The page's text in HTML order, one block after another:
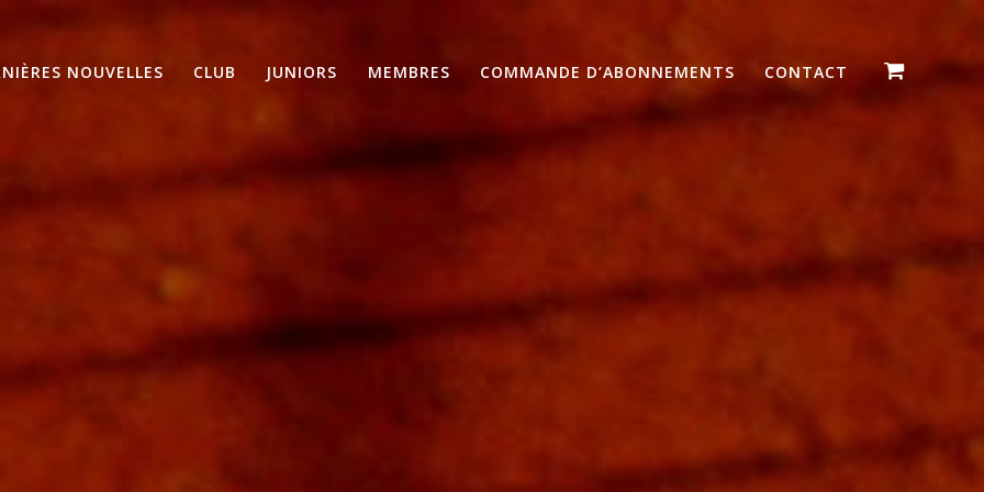
NOUVELLES CLUB JUNIORS MEMBRES COMMANDE D’ABONNEMENTS CONTACT